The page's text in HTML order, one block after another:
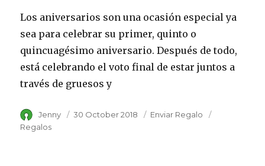
Los aniversarios son una ocasión especial ya
sea para celebrar su primer, quinto o
quincuagésimo aniversario. Después de todo,
está celebrando el voto final de estar juntos a
través de gruesos y
Author
Jenny
Posted
30 October 2018 Category
Enviar Regalo
Regalos